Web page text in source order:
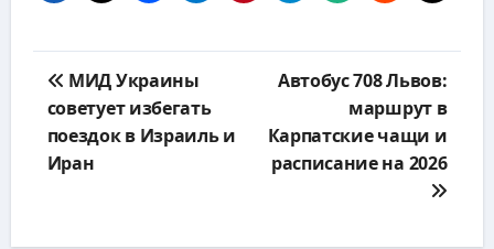
по
записям
МИД Украины
советует избегать
поездок в Израиль и
Иран
Автобус 708 Львов:
маршрут в
Карпатские чащи и
расписание на 2026